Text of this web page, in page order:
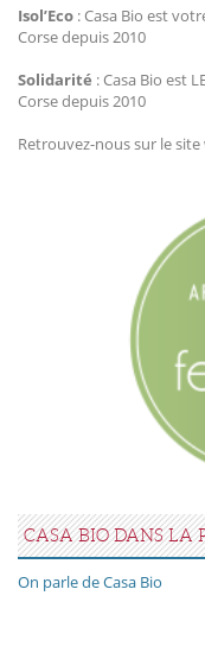
Isol’Eco : Casa Bio est
Corse depuis 2010
Solidarité : Casa Bio est
Corse depuis 2010
Retrouvez-nous sur le
CASA BIO DANS LA
On parle de Casa Bio